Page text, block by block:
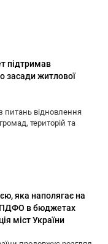
підтримав
засади житлової
питань відновлення
територій та
яка наполягає на
ПДФО в бюджетах
міст України